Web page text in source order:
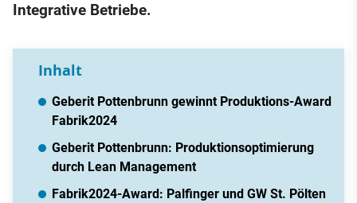
Integrative Betriebe.
Inhalt
Geberit Pottenbrunn gewinnt Produktions-Award
Fabrik2024
Geberit Pottenbrunn: Produktionsoptimierung
durch Lean Management
Fabrik2024-Award: Palfinger und GW St. Pölten